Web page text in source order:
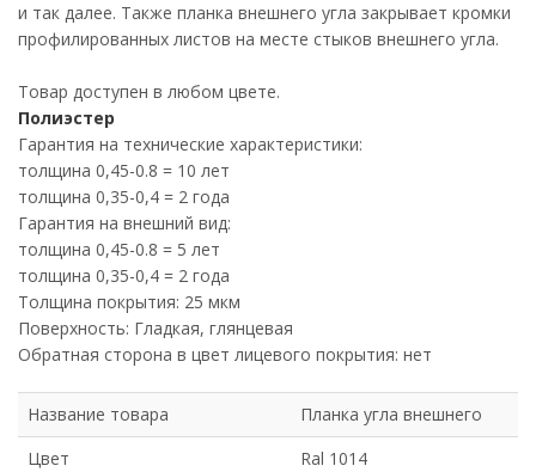
и так далее. Также планка внешнего угла закрывает кромки
профилированных листов на месте стыков внешнего угла.
Товар доступен в любом цвете.
Полиэстер
Гарантия на технические характеристики:
толщина 0,45-0.8 = 10 лет
толщина 0,35-0,4 = 2 года
Гарантия на внешний вид:
толщина 0,45-0.8 = 5 лет
толщина 0,35-0,4 = 2 года
Толщина покрытия: 25 мкм
Поверхность: Гладкая, глянцевая
Обратная сторона в цвет лицевого покрытия: нет
Название товара
Планка угла внешнего
Цвет
Ral 1014